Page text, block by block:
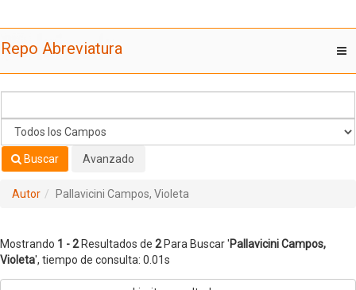
Violeta'
Repo Abreviatura
Buscar Avanzado
Autor Pallavicini Campos, Violeta
Mostrando 1 - 2Resultados de 2Para Buscar 'Pallavicini Campos,
Violeta', tiempo de consulta: 0.01s